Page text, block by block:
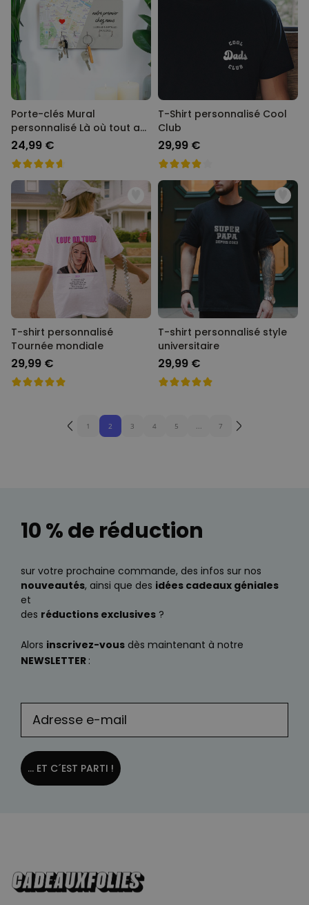
Porte-clés Mural
personnalisé Là où tout a
commencé
24,99 €
T-Shirt personnalisé Cool
Club
29,99 €
T-shirt personnalisé
Tournée mondiale
29,99 €
T-shirt personnalisé style
universitaire
29,99 €
1 2 3 4 5 ... 7
10 % de réduction
sur votre prochaine commande, des infos sur nos
nouveautés, ainsi que des idées cadeaux géniales
et
des réductions exclusives ?
Alors inscrivez-vous dès maintenant à notre
NEWSLETTER :
... ET C´EST PARTI !